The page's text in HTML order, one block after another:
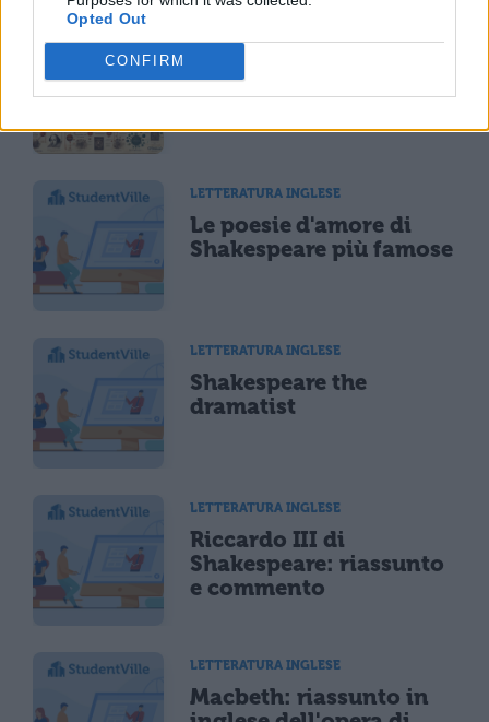
Opted Out
CONFIRM
temi delle opere di
LETTERATURA INGLESE
Le poesie d'amore di
Shakespeare più famose
LETTERATURA INGLESE
Shakespeare the
dramatist
LETTERATURA INGLESE
Riccardo III di
Shakespeare: riassunto
e commento
LETTERATURA INGLESE
Macbeth: riassunto in